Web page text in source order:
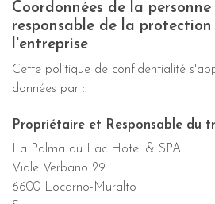
Coordonnées de la
responsable de la protection
l'entreprise
Cette politique de confidentialité
données par :
Propriétaire et Responsable du
La Palma au Lac Hotel & SPA
Viale Verbano 29
6600 Locarno-Muralto